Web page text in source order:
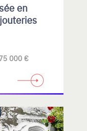
en
000 €